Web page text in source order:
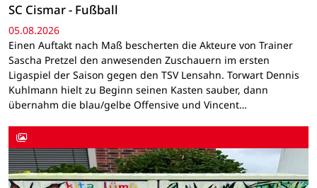
SC Cismar - Fußball
05.08.2026
Einen Auftakt nach Maß bescherten die Akteure von Trainer
Sascha Pretzel den anwesenden Zuschauern im ersten
Ligaspiel der Saison gegen den TSV Lensahn. Torwart Dennis
Kuhlmann hielt zu Beginn seinen Kasten sauber, dann
übernahm die blau/gelbe Offensive und Vincent…